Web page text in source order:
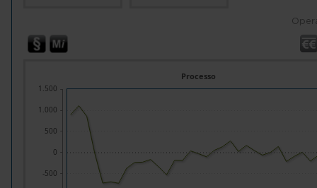
Processo
-500
0
500
1.000
1.500